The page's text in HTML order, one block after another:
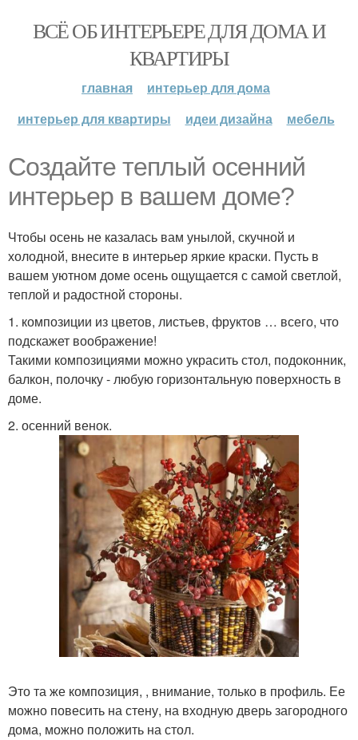
ВСЁ ОБ ИНТЕРЬЕРЕ ДЛЯ ДОМА И
КВАРТИРЫ
главная
интерьер для дома
интерьер для квартиры
идеи дизайна мебель
Создайте теплый осенний
интерьер в вашем доме?
Чтобы осень не казалась вам унылой, скучной и
холодной, внесите в интерьер яркие краски. Пусть в
вашем уютном доме осень ощущается с самой светлой,
теплой и радостной стороны.
1. композиции из цветов, листьев, фруктов … всего, что
подскажет воображение!
Такими композициями можно украсить стол, подоконник,
балкон, полочку - любую горизонтальную поверхность в
доме.
2. осенний венок.
Это та же композиция, , внимание, только в профиль. Ее
можно повесить на стену, на входную дверь загородного
дома, можно положить на стол.